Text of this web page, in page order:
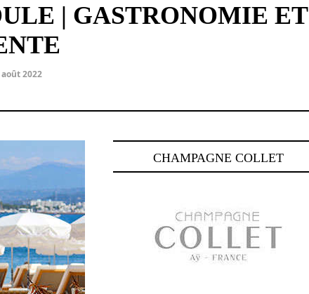
| GASTRONOMIE ET
2022
CHAMPAGNE COLLET